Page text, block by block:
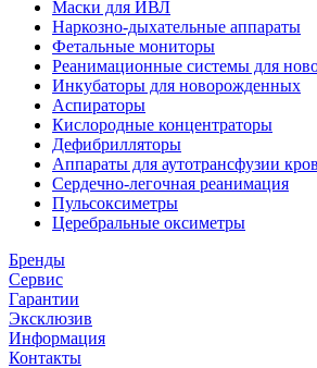
Маски для ИВЛ
Наркозно-дыхательные аппараты
Фетальные мониторы
Реанимационные системы для
Инкубаторы для новорожденных
Аспираторы
Кислородные концентраторы
Дефибрилляторы
Аппараты для аутотрансфузии
Сердечно-легочная реанимация
Пульсоксиметры
Церебральные оксиметры
Бренды
Сервис
Гарантии
Эксклюзив
Информация
Контакты